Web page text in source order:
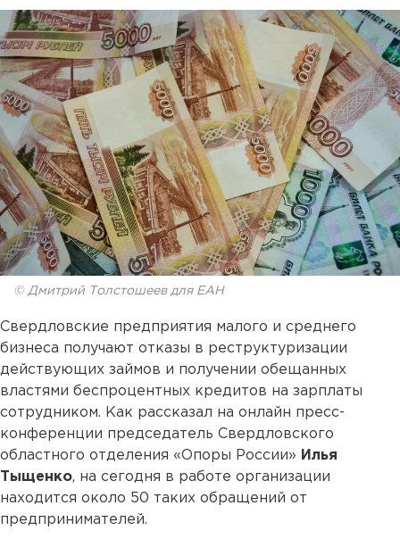
© Дмитрий Толстошеев для ЕАН
Свердловские предприятия малого и среднего
бизнеса получают отказы в реструктуризации
действующих займов и получении обещанных
властями беспроцентных кредитов на зарплаты
сотрудником. Как рассказал на онлайн пресс-
конференции председатель Свердловского
областного отделения «Опоры России» Илья
Тыщенко, на сегодня в работе организации
находится около 50 таких обращений от
предпринимателей.